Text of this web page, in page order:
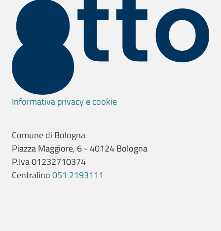
Informativa privacy e cookie
Comune di Bologna
Piazza Maggiore, 6 - 40124 Bologna
P.Iva 01232710374
Centralino051 2193111